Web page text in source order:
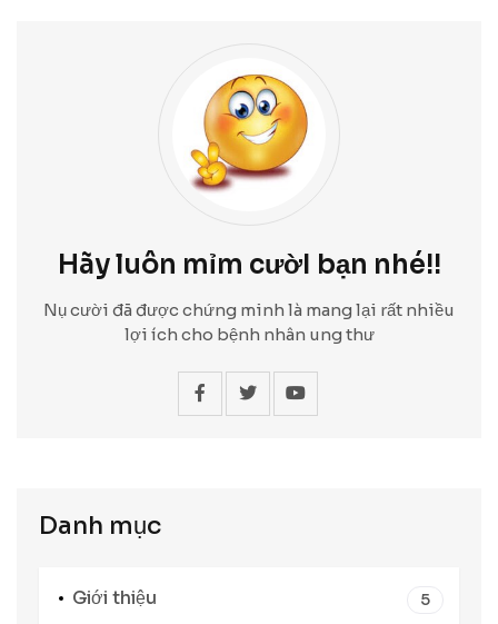
Hãy luôn mỉm cườI bạn nhé!!
Nụ cười đã được chứng minh là mang lại rất nhiều
lợi ích cho bệnh nhân ung thư
Danh mục
Giới thiệu 5